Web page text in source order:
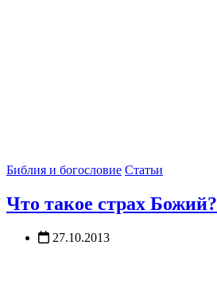
Библия и богословие Статьи
Что такое страх Божий?
27.10.2013